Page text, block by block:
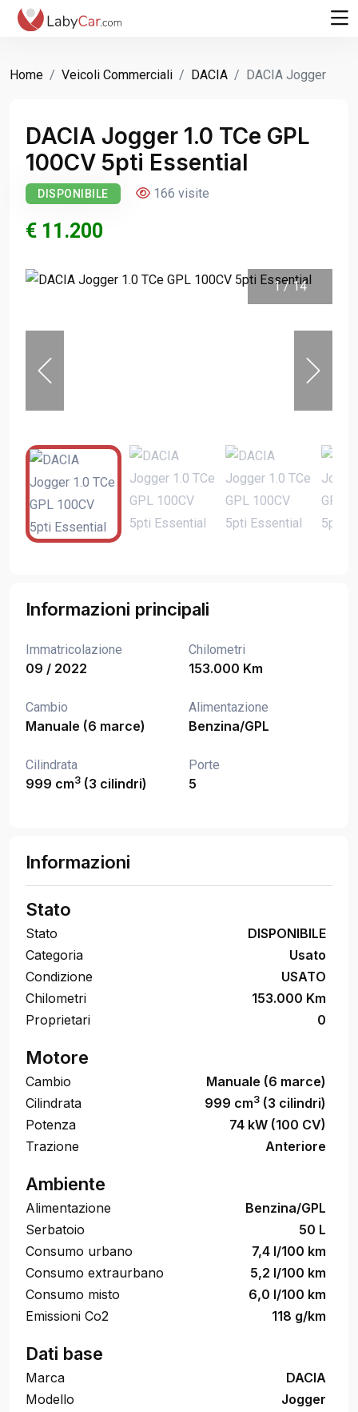
Home Veicoli Commerciali DACIA DACIA Jogger
DACIA Jogger 1.0 TCe GPL
100CV 5pti Essential
DISPONIBILE 166 visite
€ 11.200
1 /14
Informazioni principali
Immatricolazione
09 / 2022
Chilometri
153.000 Km
Cambio
Manuale (6 marce)
Alimentazione
Benzina/GPL
Cilindrata
999 cm3 (3 cilindri)
Porte
5
Informazioni
Stato
Stato
DISPONIBILE
Categoria
Usato
Condizione
USATO
Chilometri
153.000 Km
Proprietari
0
Motore
Cambio
Manuale (6 marce)
Cilindrata
999 cm3 (3 cilindri)
Potenza
74 kW (100 CV)
Trazione
Anteriore
Ambiente
Alimentazione
Benzina/GPL
Serbatoio
50 L
Consumo urbano
7,4 l/100 km
Consumo extraurbano
5,2 l/100 km
Consumo misto
6,0 l/100 km
Emissioni Co2
118 g/km
Dati base
Marca
DACIA
Modello
Jogger